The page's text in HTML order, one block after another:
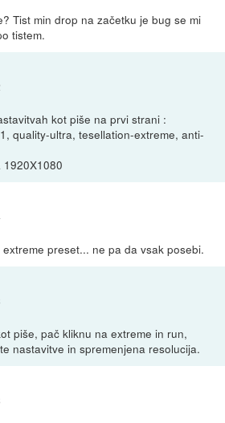
Tist min drop na začetku je bug se mi
tistem.
kot piše na prvi strani :
quality-ultra, tesellation-extreme, anti-
1920X1080
preset... ne pa da vsak posebi.
piše, pač kliknu na extreme in run,
nastavitve in spremenjena resolucija.